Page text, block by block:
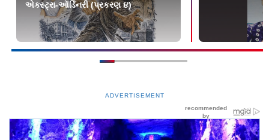
એક્સ્ટ્રા-ઑર્ડિનરી (પ્રકરણ ૪)
ADVERTISEMENT